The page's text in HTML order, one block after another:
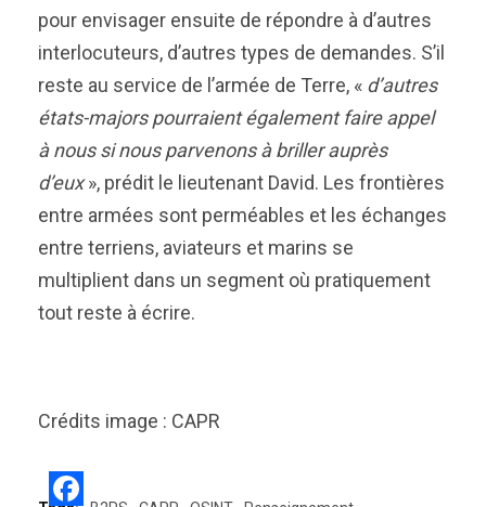
pour envisager ensuite de répondre à d’autres
interlocuteurs, d’autres types de demandes. S’il
reste au service de l’armée de Terre, « d’autres
états-majors pourraient également faire appel
à nous si nous parvenons à briller auprès
d’eux», prédit le lieutenant David. Les frontières
entre armées sont perméables et les échanges
entre terriens, aviateurs et marins se
multiplient dans un segment où pratiquement
tout reste à écrire.
Crédits image : CAPR